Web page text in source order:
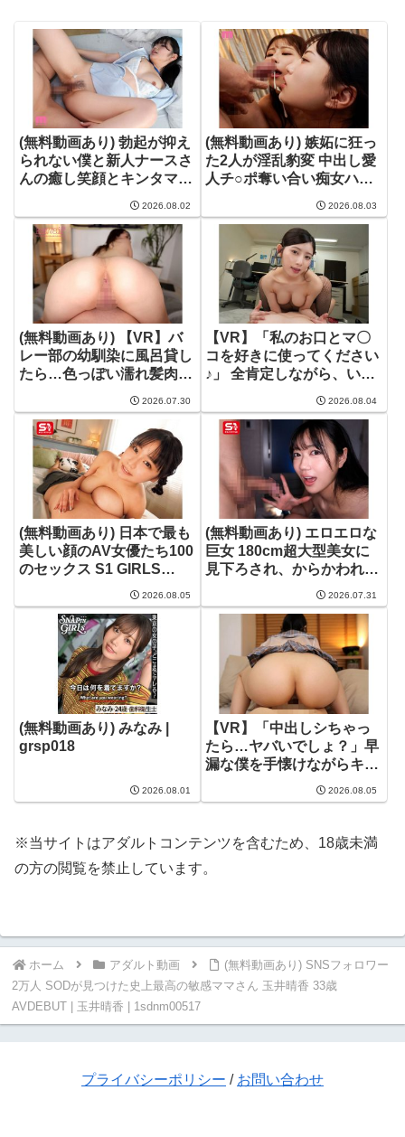
(無料動画あり) 勃起が抑え
られない僕と新人ナースさ
んの癒し笑顔とキンタマか
がとまらない入院生活。
純白彩永 | 純白彩永 |
mida00723
2026.08.02
(無料動画あり) 嫉妬に狂っ
た2人が淫乱豹変 中出し愛
人チ○ポ奪い合い痴女ハー
×地味なフリした淫乱女】
葵いぶき 天宮花南 | 葵いぶ
き | mida00734
2026.08.03
(無料動画あり) 【VR】バ
レー部の幼馴染に風呂貸し
たら…色っぽい濡れ髪肉付
ピンク乳輪が映えるGカッ
プおっぱい誘惑 アスリー
トの膣絞め絶倫ピストンが
ヤバすぎて暴発中出し 羽
川るる | 羽川るる |
kavr00514
2026.07.30
【VR】「私のお口とマ〇
コを好きに使ってください
♪」 全肯定しながら、いつ
れる新人性社員 持野蓬 | 持
野蓬 | savr01143
2026.08.04
(無料動画あり) 日本で最も
美しい顔のAV女優たち100
のセックス S1 GIRLS
COLLECTION 1000タイト
ル記念作品 | 浅野こころ |
ofje00620
2026.08.05
(無料動画あり) エロエロな
巨女 180cm超大型美女に
見下ろされ、からかわれ、
13発もヌカれちゃった恥ず
かしい僕。 明日葉みつは |
明日葉みつは | snos00236
2026.07.31
(無料動画あり) みなみ |
grsp018
2026.08.01
【VR】「中出しシちゃっ
たら…ヤバいでしょ？」早
漏な僕を手懐けながらキツ
キツま●この杭打ちピスト
ンで射精管理しちゃう姪っ
おい | savr01137
2026.08.05
※当サイトはアダルトコンテンツを含むため、18歳未満
の方の閲覧を禁止しています。
ホーム アダルト動画
(無料動画あり) SNSフォロワー
2万人 SODが見つけた史上最高の敏感ママさん 玉井晴香 33歳
AVDEBUT | 玉井晴香 | 1sdnm00517
プライバシーポリシー / お問い合わせ